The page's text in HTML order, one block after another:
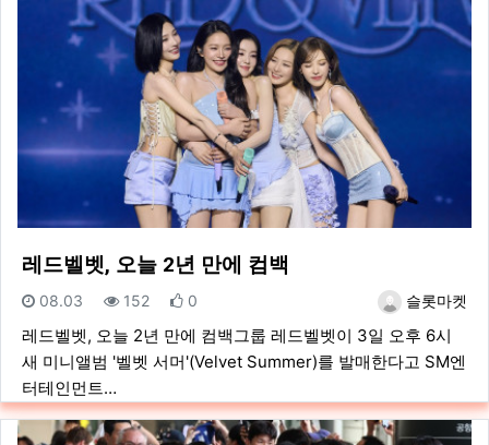
레드벨벳, 오늘 2년 만에 컴백
등록자슬롯마켓
등록일
08.03 조회
152 추천
0
레드벨벳, 오늘 2년 만에 컴백그룹 레드벨벳이 3일 오후 6시
새 미니앨범 '벨벳 서머'(Velvet Summer)를 발매한다고 SM엔
터테인먼트…